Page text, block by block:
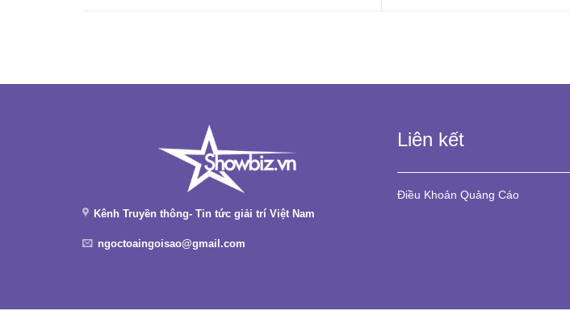
Kênh Truyền thông- Tin tức giải trí Việt Nam
ngoctoaingoisao@gmail.com
Liên kết
Điều Khoản Quảng Cáo